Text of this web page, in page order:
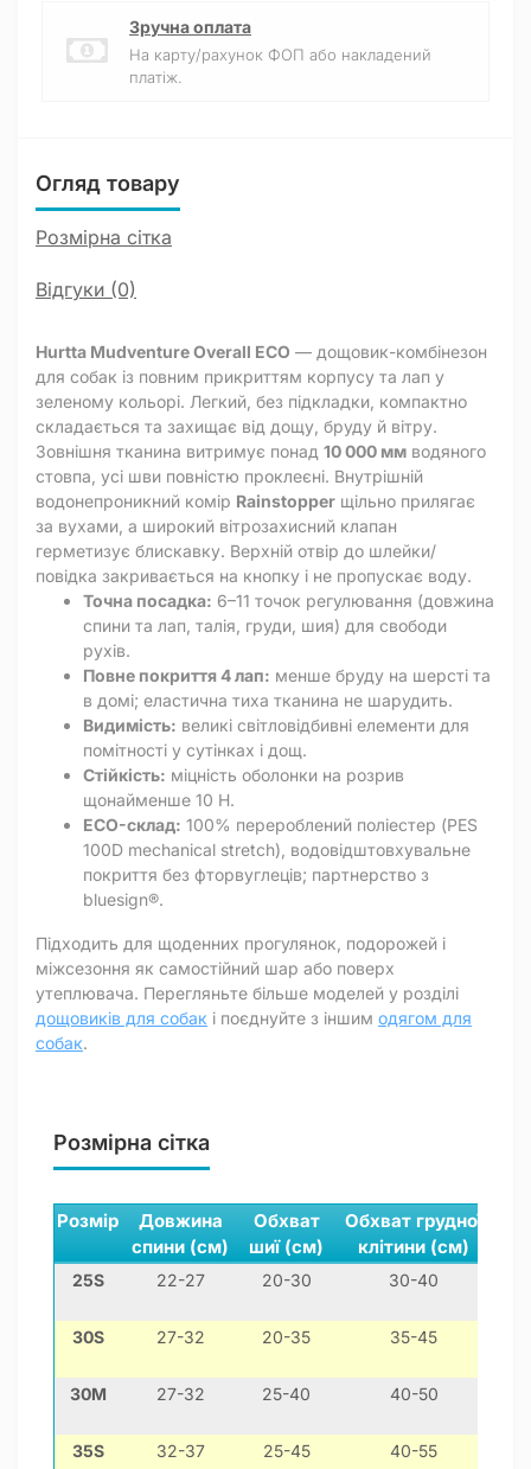
Зручна оплата
На карту/рахунок ФОП або накладений
платіж.
Огляд товару
Розмірна сітка
Відгуки (0)
Hurtta Mudventure Overall ECO — дощовик-комбінезон
для собак із повним прикриттям корпусу та лап у
зеленому кольорі. Легкий, без підкладки, компактно
складається та захищає від дощу, бруду й вітру.
Зовнішня тканина витримує понад 10 000 мм водяного
стовпа, усі шви повністю проклеєні. Внутрішній
водонепроникний комір Rainstopper щільно прилягає
за вухами, а широкий вітрозахисний клапан
герметизує блискавку. Верхній отвір до шлейки/
повідка закривається на кнопку і не пропускає воду.
Точна посадка: 6–11 точок регулювання (довжина
спини та лап, талія, груди, шия) для свободи
рухів.
Повне покриття 4 лап: менше бруду на шерсті та
в домі; еластична тиха тканина не шарудить.
Видимість: великі світловідбивні елементи для
помітності у сутінках і дощ.
Стійкість: міцність оболонки на розрив
щонайменше 10 Н.
ECO-склад: 100% перероблений поліестер (PES
100D mechanical stretch), водовідштовхувальне
покриття без фторвуглеців; партнерство з
bluesign®.
Підходить для щоденних прогулянок, подорожей і
міжсезоння як самостійний шар або поверх
утеплювача. Перегляньте більше моделей у розділі
дощовиків для собак і поєднуйте з іншим одягом для
собак.
Розмірна сітка
Розмір
Довжина
спини (см)
Обхват
шиї (см)
Обхват грудної
клітини (см)
25S 22-27 20-30 30-40
30S 27-32 20-35 35-45
30M 27-32 25-40 40-50
35S 32-37 25-45 40-55